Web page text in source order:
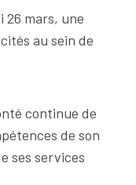
26 mars, une
au sein de
continue de
de son
ses services